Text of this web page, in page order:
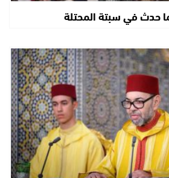
حدث في سبتة المحتلة